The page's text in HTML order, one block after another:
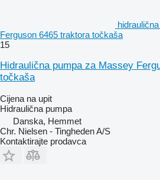
Ferguson 6465 traktora točkaša
15
Hidraulična pumpa za Massey
točkaša
Cijena na upit
Hidraulična pumpa
Danska, Hemmet
Chr. Nielsen - Tingheden A/S
Kontaktirajte prodavca